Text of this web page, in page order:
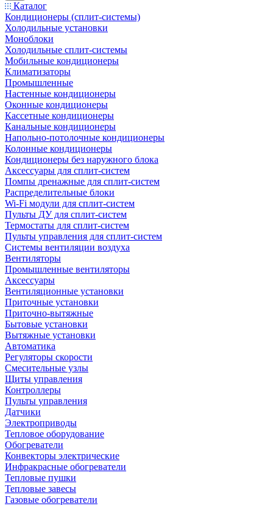
Каталог
Кондиционеры (сплит-системы)
Холодильные установки
Моноблоки
Холодильные сплит-системы
Мобильные кондиционеры
Климатизаторы
Промышленные
Настенные кондиционеры
Оконные кондиционеры
Кассетные кондиционеры
Канальные кондиционеры
Напольно-потолочные кондиционеры
Колонные кондиционеры
Кондиционеры без наружного блока
Аксессуары для сплит-систем
Помпы дренажные для сплит-систем
Распределительные блоки
Wi-Fi модули для сплит-систем
Пульты ДУ для сплит-систем
Термостаты для сплит-систем
Пульты управления для сплит-систем
Системы вентиляции воздуха
Вентиляторы
Промышленные вентиляторы
Аксессуары
Вентиляционные установки
Приточные установки
Приточно-вытяжные
Бытовые установки
Вытяжные установки
Автоматика
Регуляторы скорости
Смесительные узлы
Щиты управления
Контроллеры
Пульты управления
Датчики
Электроприводы
Тепловое оборудование
Обогреватели
Конвекторы электрические
Инфракрасные обогреватели
Тепловые пушки
Тепловые завесы
Газовые обогреватели